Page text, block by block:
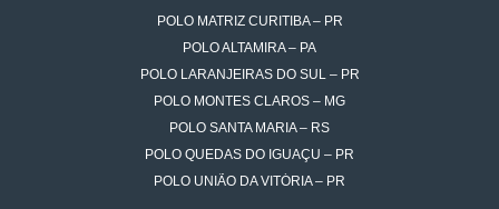
POLO MATRIZ CURITIBA – PR
POLO ALTAMIRA – PA
POLO LARANJEIRAS DO SUL – PR
POLO MONTES CLAROS – MG
POLO SANTA MARIA – RS
POLO QUEDAS DO IGUAÇU – PR
POLO UNIÃO DA VITÓRIA – PR